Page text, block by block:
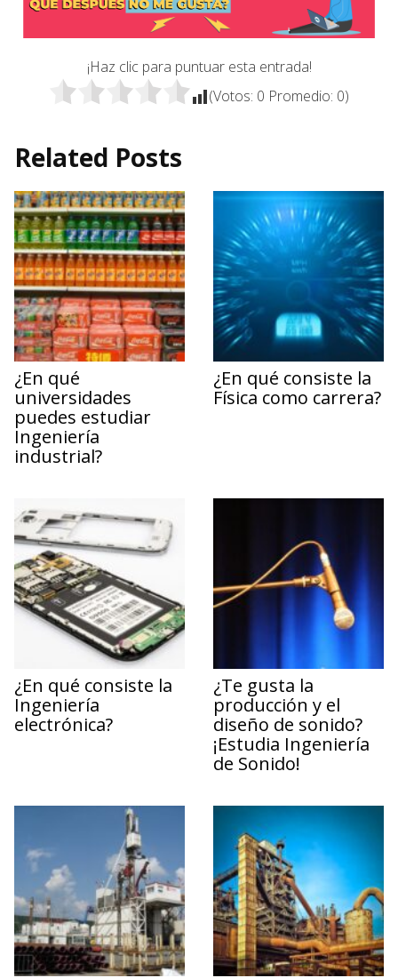
¡Haz clic para puntuar esta entrada!
(Votos: 0 Promedio: 0)
Related Posts
¿En qué
universidades
puedes estudiar
Ingeniería
industrial?
¿En qué consiste la
Física como carrera?
¿En qué consiste la
Ingeniería
electrónica?
¿Te gusta la
producción y el
diseño de sonido?
¡Estudia Ingeniería
de Sonido!